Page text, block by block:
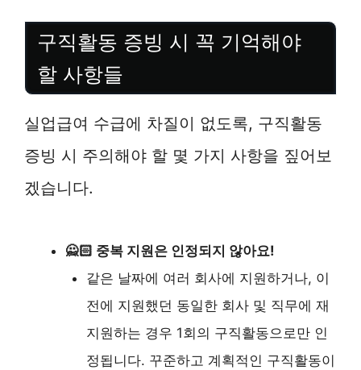
구직활동 증빙 시 꼭 기억해야
할 사항들
실업급여 수급에 차질이 없도록, 구직활동
증빙 시 주의해야 할 몇 가지 사항을 짚어보
겠습니다.
🙅🏻 중복 지원은 인정되지 않아요!
같은 날짜에 여러 회사에 지원하거나, 이
전에 지원했던 동일한 회사 및 직무에 재
지원하는 경우 1회의 구직활동으로만 인
정됩니다. 꾸준하고 계획적인 구직활동이